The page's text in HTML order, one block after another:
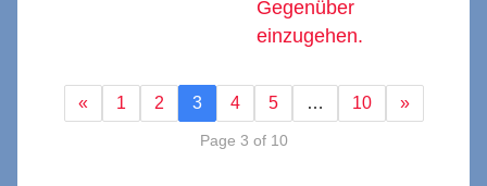
Gegenüber
einzugehen.
« 1 2 3 4 5 … 10 »
Page 3 of 10